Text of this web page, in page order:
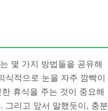
몇 가지 방법들을 공유해
식적으로 눈을 자주 깜빡이
휴식을 주는 것이 중요해
그리고 앞서 말했듯이, 충분